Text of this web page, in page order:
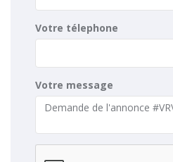
Votre télephone
Votre message